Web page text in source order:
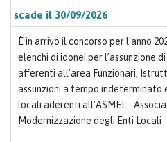
scade il 30/09/2026
È in arrivo il concorso per l'anno
elenchi di idonei per l’assunzione
afferenti all’area Funzionari,
assunzioni a tempo
locali aderenti all'ASMEL -
Modernizzazione degli Enti Locali